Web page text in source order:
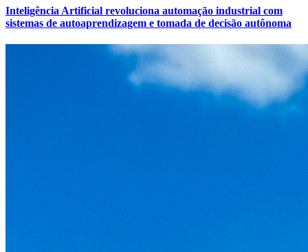
Inteligência Artificial revoluciona automação industrial com
sistemas de autoaprendizagem e tomada de decisão autônoma